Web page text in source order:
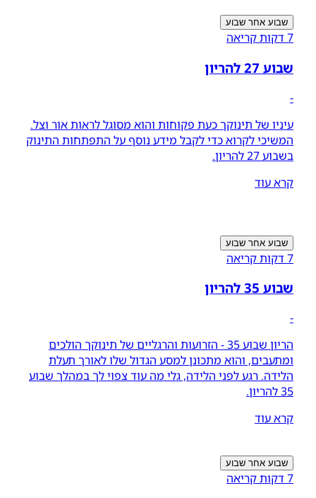
שבוע אחר שבוע
7 דקות קריאה
שבוע 27 להריון
-
עיניו של תינוקך כעת פקוחות והוא מסוגל לראות אור וצל.
המשיכי לקרוא כדי לקבל מידע נוסף על התפתחות התינוק
בשבוע 27 להריון.
קרא עוד
שבוע אחר שבוע
7 דקות קריאה
שבוע 35 להריון
-
הריון שבוע 35 - הזרועות והרגליים של תינוקך הולכים
ומתעבים, והוא מתכונן למסע הגדול שלו לאורך תעלת
הלידה. רגע לפני הלידה, גלי מה עוד צפוי לך במהלך שבוע
35 להריון.
קרא עוד
שבוע אחר שבוע
7 דקות קריאה